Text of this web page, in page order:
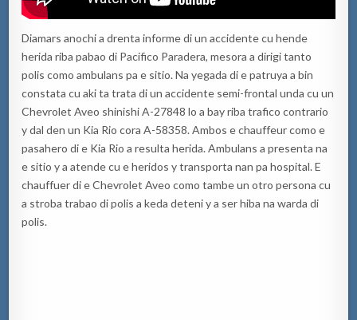
Diamars anochi a drenta informe di un accidente cu hende
herida riba pabao di Pacifico Paradera, mesora a dirigi tanto
polis como ambulans pa e sitio. Na yegada di e patruya a bin
constata cu aki ta trata di un accidente semi-frontal unda cu un
Chevrolet Aveo shinishi A-27848 lo a bay riba trafico contrario
y dal den un Kia Rio cora A-58358. Ambos e chauffeur como e
pasahero di e Kia Rio a resulta herida. Ambulans a presenta na
e sitio y a atende cu e heridos y transporta nan pa hospital. E
chauffuer di e Chevrolet Aveo como tambe un otro persona cu
a stroba trabao di polis a keda deteni y a ser hiba na warda di
polis.